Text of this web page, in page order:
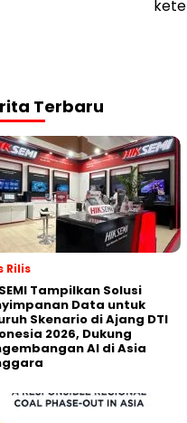
Terbaru
Rilis
Tampilkan Solusi
Data untuk
Skenario di Ajang DTI
2026, Dukung
AI di Asia